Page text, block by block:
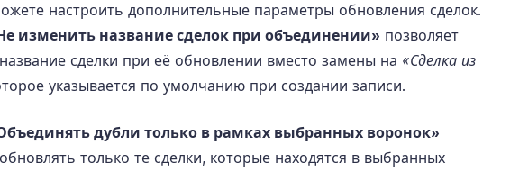
настроить дополнительные параметры обновления сделок.
изменить название сделок при объединении» позволяет
сделки при её обновлении вместо замены на «Сделка из
указывается по умолчанию при создании записи.
дубли только в рамках выбранных воронок»
только те сделки, которые находятся в выбранных